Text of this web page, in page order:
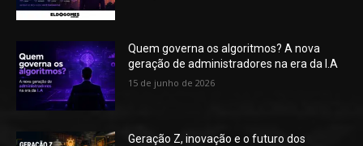
Quem governa os algoritmos? A nova
geração de administradores na era da I.A
15 de junho de 2026
Geração Z, inovação e o futuro dos